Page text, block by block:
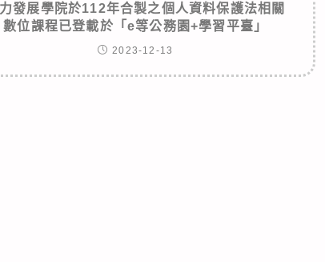
發展學院於112年合製之個人資料保護法相關
數位課程已登載於「e等公務園+學習平臺」
2023-12-13